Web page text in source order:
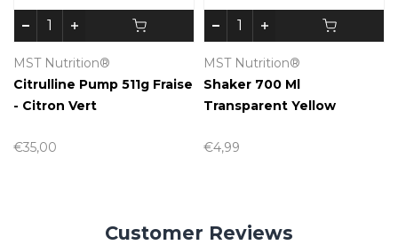
MST Nutrition®
Citrulline Pump 511g Fraise
- Citron Vert
€35,00
MST Nutrition®
Shaker 700 Ml
Transparent Yellow
€4,99
Customer Reviews